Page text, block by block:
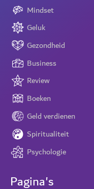
Mindset
Geluk
Gezondheid
Business
Review
Boeken
Geld verdienen
Spiritualiteit
Psychologie
Pagina's